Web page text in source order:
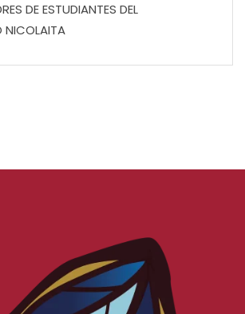
DE ESTUDIANTES DEL
NICOLAITA